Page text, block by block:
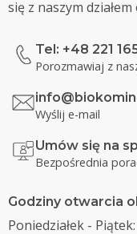
się z naszym
Tel: +48 221
Porozmawiaj z
Wyślij e-mail
Umów się na
Bezpośrednia
Godziny otwarcia
Poniedziałek -